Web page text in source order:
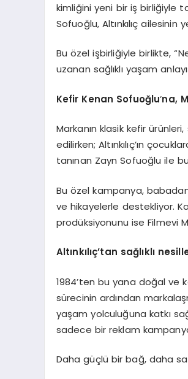
kimliğini yeni bir iş birliğiyle
Sofuoğlu, Altınkılıç ailesinin
Bu özel işbirliğiyle birlikte,
uzanan sağlıklı yaşam
Kefir Kenan Sofuoğlu’na,
Markanın klasik kefir
edilirken; Altınkılıç’ın
tanınan Zayn Sofuoğlu ile
Bu özel kampanya,
ve hikayelerle destekliyor.
prodüksiyonunu ise Filmevi
Altınkılıç’tan sağlıklı
1984’ten bu yana doğal ve
sürecinin ardından
yaşam yolculuğuna katkı
sadece bir reklam
Daha güçlü bir bağ, daha